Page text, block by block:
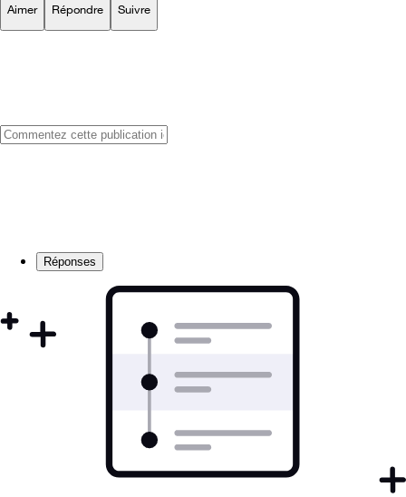
Aimer Répondre Suivre
Réponses